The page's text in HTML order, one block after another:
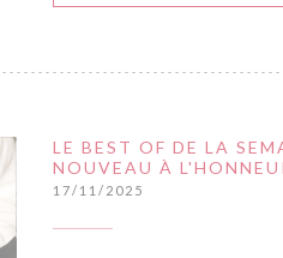
LE BEST OF DE LA
NOUVEAU À
17/11/2025